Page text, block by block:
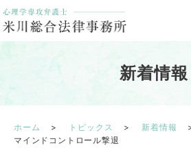
新着情報
ホーム トピックス
新着情報
マインドコントロール撃退